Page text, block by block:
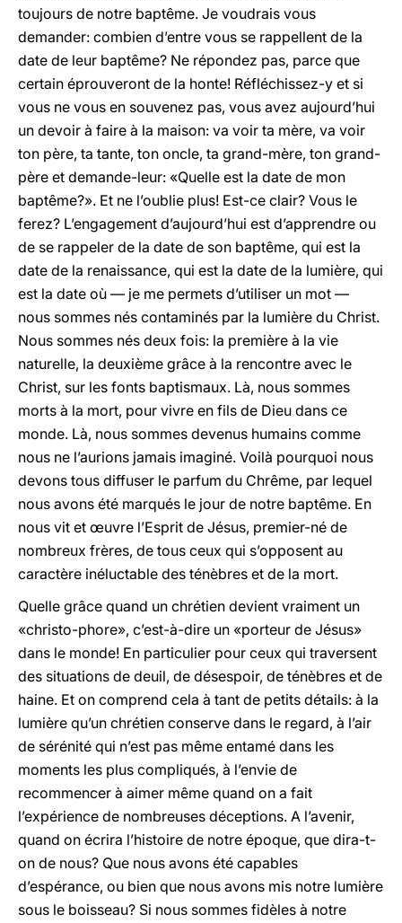
toujours de notre baptême. Je voudrais vous
demander: combien d’entre vous se rappellent de la
date de leur baptême? Ne répondez pas, parce que
certain éprouveront de la honte! Réfléchissez-y et si
vous ne vous en souvenez pas, vous avez aujourd’hui
un devoir à faire à la maison: va voir ta mère, va voir
ton père, ta tante, ton oncle, ta grand-mère, ton grand-
père et demande-leur: «Quelle est la date de mon
baptême?». Et ne l’oublie plus! Est-ce clair? Vous le
ferez? L’engagement d’aujourd’hui est d’apprendre ou
de se rappeler de la date de son baptême, qui est la
date de la renaissance, qui est la date de la lumière, qui
est la date où — je me permets d’utiliser un mot —
nous sommes nés contaminés par la lumière du Christ.
Nous sommes nés deux fois: la première à la vie
naturelle, la deuxième grâce à la rencontre avec le
Christ, sur les fonts baptismaux. Là, nous sommes
morts à la mort, pour vivre en fils de Dieu dans ce
monde. Là, nous sommes devenus humains comme
nous ne l’aurions jamais imaginé. Voilà pourquoi nous
devons tous diffuser le parfum du Chrême, par lequel
nous avons été marqués le jour de notre baptême. En
nous vit et œuvre l’Esprit de Jésus, premier-né de
nombreux frères, de tous ceux qui s’opposent au
caractère inéluctable des ténèbres et de la mort.
Quelle grâce quand un chrétien devient vraiment un
«christo-phore», c’est-à-dire un «porteur de Jésus»
dans le monde! En particulier pour ceux qui traversent
des situations de deuil, de désespoir, de ténèbres et de
haine. Et on comprend cela à tant de petits détails: à la
lumière qu’un chrétien conserve dans le regard, à l’air
de sérénité qui n’est pas même entamé dans les
moments les plus compliqués, à l’envie de
recommencer à aimer même quand on a fait
l’expérience de nombreuses déceptions. A l’avenir,
quand on écrira l’histoire de notre époque, que dira-t-
on de nous? Que nous avons été capables
d’espérance, ou bien que nous avons mis notre lumière
sous le boisseau? Si nous sommes fidèles à notre